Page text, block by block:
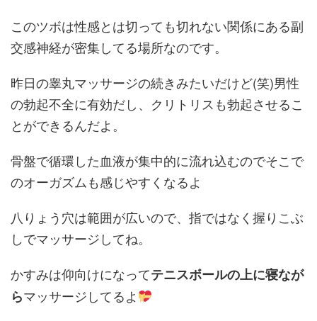
このツボは性感とは切っても切れない関係にある副
交感神経が密集してる場所なのです。
昨日の睾丸マッサージの続きみたいだけど(笑)男性
の勃起不全に有効だし、クリトリスも勃起させるこ
とができるんだよ。
骨盤で循環した血液が集中的に流れ込むのでそこで
のオーガズムも感じやすくなるよ
八りょう穴は範囲が広いので、指ではなく握りこぶ
しでマッサージしてね。
かすみは仰向けになってテニスボールの上に寝なが
らマッサージしてるよ